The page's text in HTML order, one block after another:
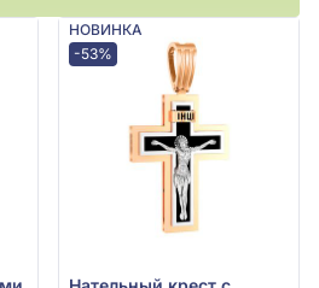
НОВИНКА
-53%